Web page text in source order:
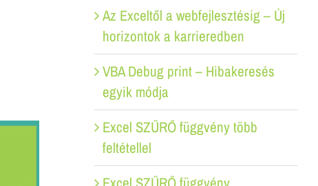
Az Exceltől a webfejlesztésig – Új
horizontok a karrieredben
VBA Debug print – Hibakeresés
egyik módja
Excel SZŰRŐ függvény több
feltétellel